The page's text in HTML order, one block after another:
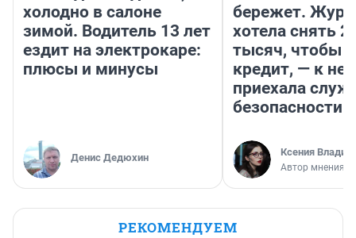
холодно в салоне
зимой. Водитель 13 лет
ездит на электрокаре:
плюсы и минусы
Денис Дедюхин
бережет.
хотела снять
тысяч, чтобы
кредит, — к
приехала
безопасности
Ксения
Автор мнения
РЕКОМЕНДУЕМ